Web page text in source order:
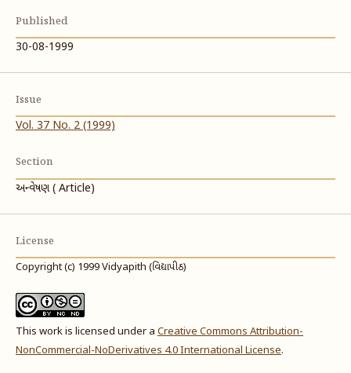
Published
30-08-1999
Issue
Vol. 37 No. 2 (1999)
Section
અન્વેષણ ( Article)
License
Copyright (c) 1999 Vidyapith (વિદ્યાપીઠ)
This work is licensed under a Creative Commons Attribution-
NonCommercial-NoDerivatives 4.0 International License.